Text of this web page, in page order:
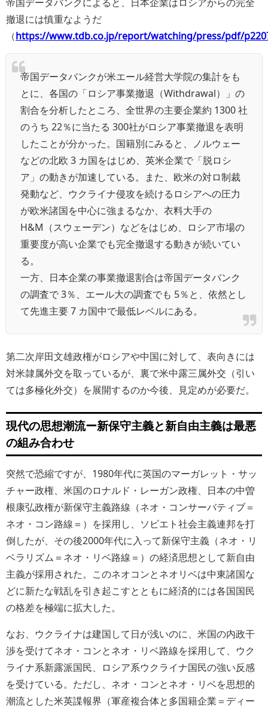
撤退には慎重なようだ
（https://www.tdb.co.jp/report/watching/press/pdf/
帝国データバンクが米エール経営大学院の集計をも
とに、各国の「ロシア事業撤退（Withdrawal）」の
割合を分析したところ、全世界の主要企業約 1300 社
のうち 22％に当たる 300社がロシア事業撤退を表明
したことが分かった。国籍別にみると、ノルウェー
などの北欧 3 カ国をはじめ、英米企業で「脱ロシ
ア」の動きが加速している。また、欧米の対ロ制裁
発動など、ウクライナ侵攻を続けるロシアへの圧力
が欧米諸国を中心に強まるなか、衣料大手の
H&M（スウェーデン）などをはじめ、ロシア市場の
重要度が高い企業でも完全撤退する動きが続いてい
る。
一方、日本企業の事業撤退割合は帝国データバンク
の調査で 3％、エール大の調査でも 5％と、依然とし
て先進主要 7 カ国中で最低レベルにある。
第二次岸田文雄政権がロシアや中国に対して、表向きには
対米隷属外交を取っているが、裏で米中露三属外交（引い
ては多極化外交）を展開するのか今後、見定めが必要だ。
現代の思想潮流ー新保守主義と新自由主義は最悪
の組み合わせ
突然で恐縮ですが、1980年代に英国のマーガレット・サッ
チャー政権、米国のロナルド・レーガン政権、日本の中曽
根康弘政権が新保守主義路線（ネオ・コンサーバティブ＝
ネオ・コン路線＝）を採用し、ソビエト社会主義連邦を打
倒したが、その後2000年代に入って新保守主義（ネオ・リ
ベラリズム＝ネオ・リベ路線＝）の経済思想として新自由
主義が採用された。このネオコンとネオリベは中東諸国な
どに新たな戦乱を引き起こすとともに経済的には各国国民
の格差を極端に拡大した。
なお、ウクライナは建国して日が浅いのに、米国の内政干
渉を受けてネオ・コンとネオ・リベ路線を採用して、ウク
ライナ系新露派国民、ロシア系ウクライナ国民の強い反感
を受けている。ただし、ネオ・コンとネオ・リベを思想的
潮流とした米英諜報界（軍産複合体と多国籍企業＝ディー